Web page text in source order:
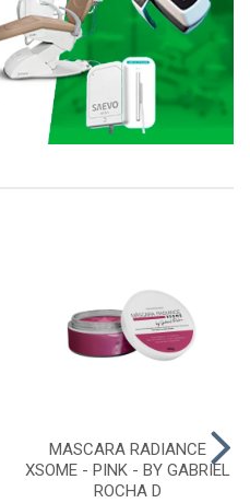
MASCARA RADIANCE
XSOME - PINK - BY GABRIEL
ROCHA D